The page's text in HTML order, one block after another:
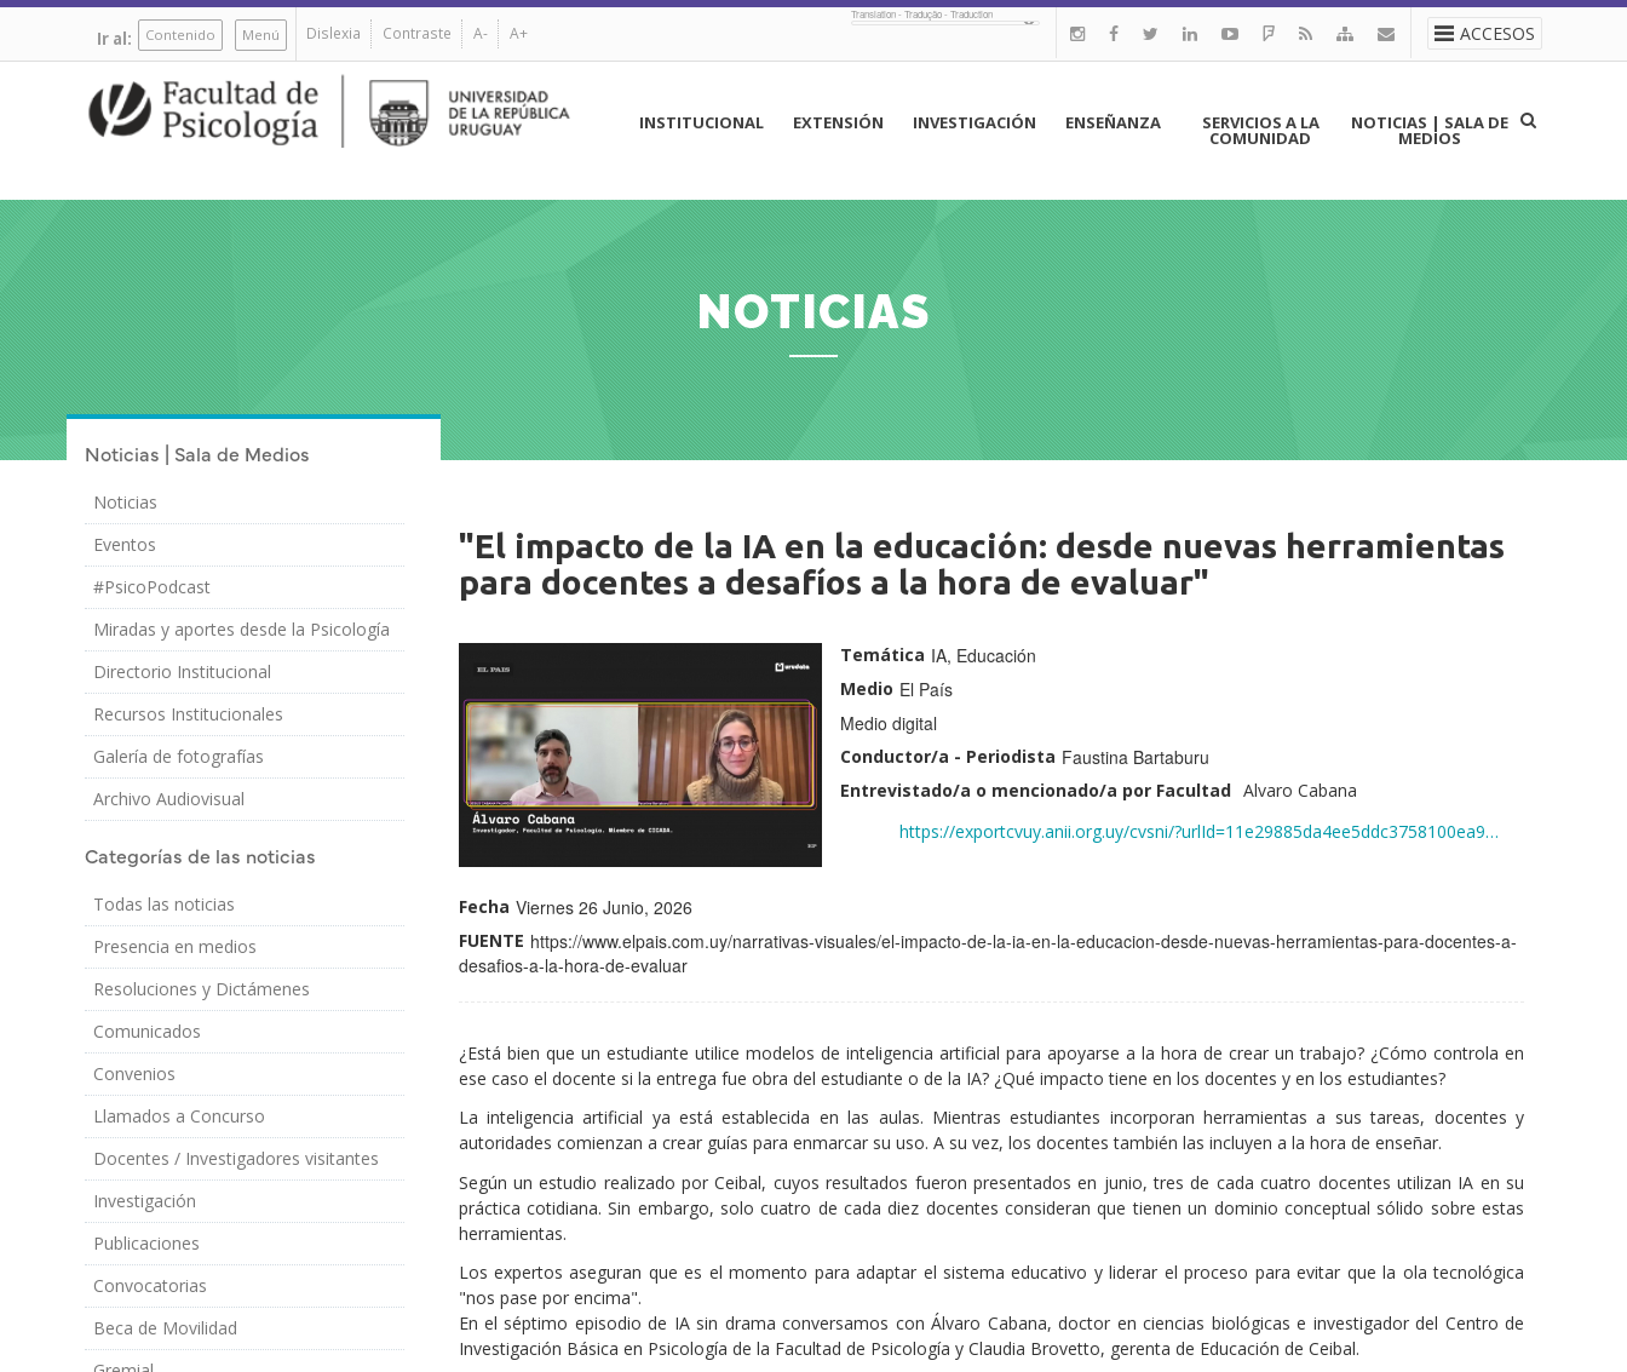
Pasar
contenido
Ir al: Contenido Menú Dislexia Contraste A- A+ ACCESOS
Translation - Tradução - Traduction
principal
INSTITUCIONAL EXTENSIÓN INVESTIGACIÓN ENSEÑANZA SERVICIOS A LA
COMUNIDAD
NOTICIAS | SALA DE
MEDIOS
NOTICIAS
Noticias | Sala de Medios
Noticias
Eventos
#PsicoPodcast
Miradas y aportes desde la Psicología
Directorio Institucional
Recursos Institucionales
Galería de fotografías
Archivo Audiovisual
Categorías de las noticias
Todas las noticias
Presencia en medios
Resoluciones y Dictámenes
Comunicados
Convenios
Llamados a Concurso
Docentes / Investigadores visitantes
Investigación
Publicaciones
Convocatorias
Beca de Movilidad
"El impacto de la IA en la educación: desde nuevas herramientas
para docentes a desafíos a la hora de evaluar"
Imagen
Temática IA, Educación
Medio El País
Medio Medio digital
Conductor/a - Periodista Faustina Bartaburu
Entrevistado/a o mencionado/a por Facultad
Perfil
Docentes
profiles
Nombre
Alvaro Cabana
https://exportcvuy.anii.org.uy/cvsni/?urlId=11e29885da4ee5ddc3758100ea9…
Fecha Viernes 26 Junio, 2026
FUENTE https://www.elpais.com.uy/narrativas-visuales/el-impacto-de-la-ia-en-la-educacion-desde-nuevas-herramientas-para-docentes-a-
desafios-a-la-hora-de-evaluar
¿Está bien que un estudiante utilice modelos de inteligencia artificial para apoyarse a la hora de crear un trabajo? ¿Cómo controla en
ese caso el docente si la entrega fue obra del estudiante o de la IA? ¿Qué impacto tiene en los docentes y en los estudiantes?
La inteligencia artificial ya está establecida en las aulas. Mientras estudiantes incorporan herramientas a sus tareas, docentes y
autoridades comienzan a crear guías para enmarcar su uso. A su vez, los docentes también las incluyen a la hora de enseñar.
Según un estudio realizado por Ceibal, cuyos resultados fueron presentados en junio, tres de cada cuatro docentes utilizan IA en su
práctica cotidiana. Sin embargo, solo cuatro de cada diez docentes consideran que tienen un dominio conceptual sólido sobre estas
herramientas.
Los expertos aseguran que es el momento para adaptar el sistema educativo y liderar el proceso para evitar que la ola tecnológica
"nos pase por encima".
En el séptimo episodio de IA sin drama conversamos con Álvaro Cabana, doctor en ciencias biológicas e investigador del Centro de
Investigación Básica en Psicología de la Facultad de Psicología y Claudia Brovetto, gerenta de Educación de Ceibal.